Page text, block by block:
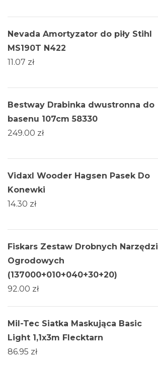
Nevada Amortyzator do piły Stihl
MS190T N422
11.07 zł
Bestway Drabinka dwustronna do
basenu 107cm 58330
249.00 zł
Vidaxl Wooder Hagsen Pasek Do
Konewki
14.30 zł
Fiskars Zestaw Drobnych Narzędzi
Ogrodowych
(137000+010+040+30+20)
92.00 zł
Mil-Tec Siatka Maskująca Basic
Light 1,1x3m Flecktarn
86.95 zł